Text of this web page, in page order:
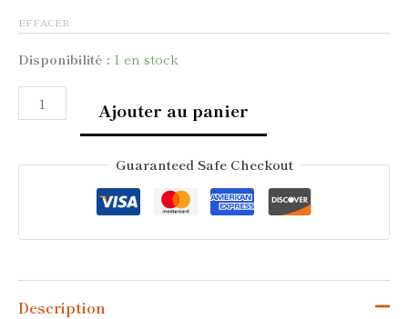
EFFACER
Disponibilité : 1 en stock
Ajouter au panier
Guaranteed Safe Checkout
Description